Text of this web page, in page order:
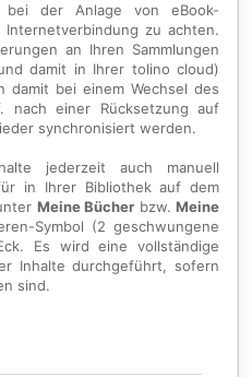
der Anlage von eBook-
zu achten.
an Ihren Sammlungen
damit in Ihrer tolino cloud)
damit bei einem Wechsel des
nach einer Rücksetzung auf
synchronisiert werden.
jederzeit auch manuell
in Ihrer Bibliothek auf dem
Meine Bücher bzw.Meine
Symbol (2 geschwungene
Es wird eine vollständige
Inhalte durchgeführt, sofern
sind.